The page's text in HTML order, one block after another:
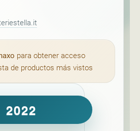
para obtener acceso
de productos más vistos
2022